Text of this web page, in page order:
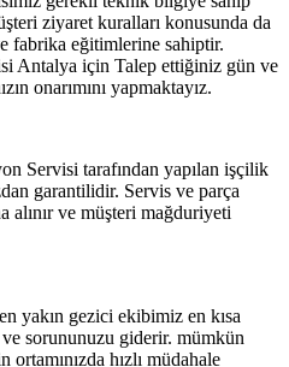
ziyaret kuralları konusunda da
fabrika eğitimlerine sahiptir.
Antalya için Talep ettiğiniz gün ve
onarımını yapmaktayız.
Servisi tarafından yapılan işçilik
garantilidir. Servis ve parça
alınır ve müşteri mağduriyeti
yakın gezici ekibimiz en kısa
sorununuzu giderir. mümkün
ortamınızda hızlı müdahale